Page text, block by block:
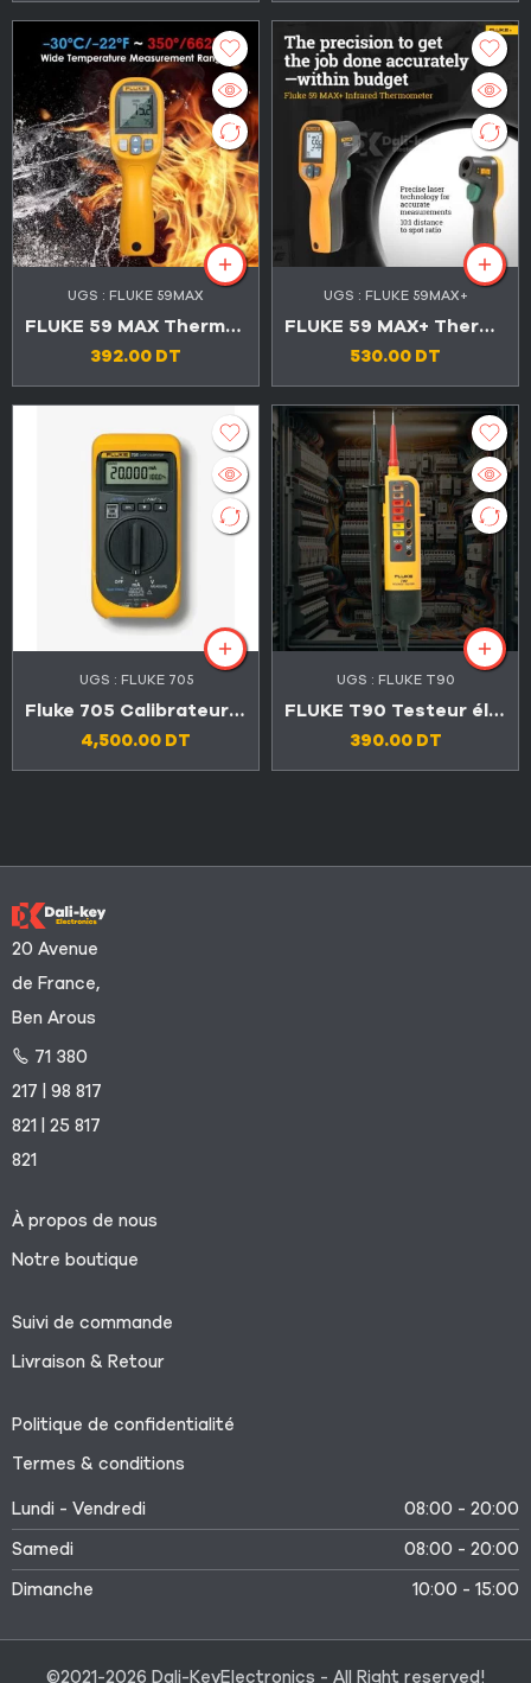
UGS : FLUKE 59MAX
FLUKE 59 MAX Thermomètre infrarouge
392.00 DT
UGS : FLUKE 59MAX+
FLUKE 59 MAX+ Thermomètre infrarouge -30°C à 500°C (-22°F à 932°F)
530.00 DT
UGS : FLUKE 705
Fluke 705 Calibrateur de boucle
4,500.00 DT
UGS : FLUKE T90
FLUKE T90 Testeur électrique bipolaire de tension et de continuité
390.00 DT
20 Avenue
de France,
Ben Arous
71 380
217 | 98 817
821 | 25 817
821
À propos de nous
Notre boutique
Suivi de commande
Livraison & Retour
Politique de confidentialité
Termes & conditions
Lundi - Vendredi
08:00 - 20:00
Samedi
08:00 - 20:00
Dimanche
10:00 - 15:00
©2021-2026 Dali-KeyElectronics - All Right reserved!